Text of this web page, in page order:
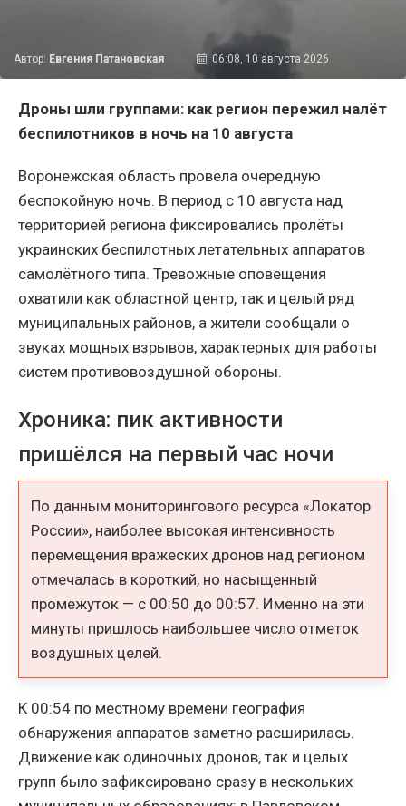
Автор: Евгения Патановская 06:08, 10 августа 2026
Дроны шли группами: как регион пережил налёт
беспилотников в ночь на 10 августа
Воронежская область провела очередную
беспокойную ночь. В период с 10 августа над
территорией региона фиксировались пролёты
украинских беспилотных летательных аппаратов
самолётного типа. Тревожные оповещения
охватили как областной центр, так и целый ряд
муниципальных районов, а жители сообщали о
звуках мощных взрывов, характерных для работы
систем противовоздушной обороны.
Хроника: пик активности
пришёлся на первый час ночи
По данным мониторингового ресурса «Локатор
России», наиболее высокая интенсивность
перемещения вражеских дронов над регионом
отмечалась в короткий, но насыщенный
промежуток — с 00:50 до 00:57. Именно на эти
минуты пришлось наибольшее число отметок
воздушных целей.
К 00:54 по местному времени география
обнаружения аппаратов заметно расширилась.
Движение как одиночных дронов, так и целых
групп было зафиксировано сразу в нескольких